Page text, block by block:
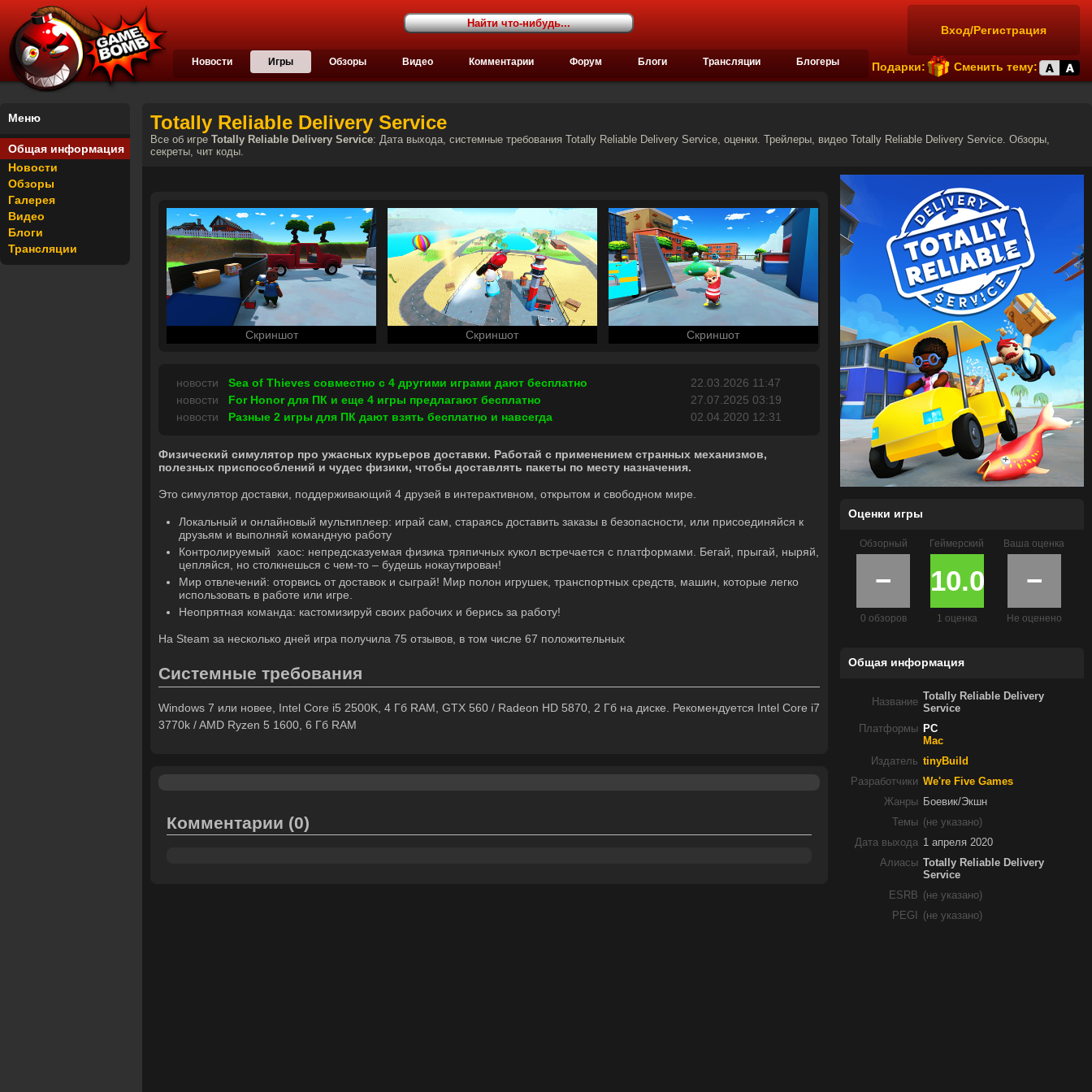
Вход/Регистрация
Подарки: Сменить тему:
Новости Игры Обзоры Видео Комментарии Форум Блоги Трансляции Блогеры
Меню
Общая информация
Новости
Обзоры
Галерея
Видео
Блоги
Трансляции
Totally Reliable Delivery Service
Все об игре Totally Reliable Delivery Service: Дата выхода, системные требования Totally Reliable Delivery Service, оценки. Трейлеры, видео Totally Reliable Delivery Service. Обзоры,
секреты, чит коды.
Скриншот Скриншот Скриншот
новости Sea of Thieves совместно с 4 другими играми дают бесплатно
22.03.2026 11:47
новости
For Honor для ПК и еще 4 игры предлагают бесплатно
27.07.2025 03:19
новости
Разные 2 игры для ПК дают взять бесплатно и навсегда 02.04.2020 12:31
Физический симулятор про ужасных курьеров доставки. Работай с применением странных механизмов,
полезных приспособлений и чудес физики, чтобы доставлять пакеты по месту назначения.
Это симулятор доставки, поддерживающий 4 друзей в интерактивном, открытом и свободном мире.
Локальный и онлайновый мультиплеер: играй сам, стараясь доставить заказы в безопасности, или присоединяйся к
друзьям и выполняй командную работу
Контролируемый хаос: непредсказуемая физика тряпичных кукол встречается с платформами. Бегай, прыгай, ныряй,
цепляйся, но столкнешься с чем-то – будешь нокаутирован!
Мир отвлечений: оторвись от доставок и сыграй! Мир полон игрушек, транспортных средств, машин, которые легко
использовать в работе или игре.
Неопрятная команда: кастомизируй своих рабочих и берись за работу!
На Steam за несколько дней игра получила 75 отзывов, в том числе 67 положительных
Системные требования
Windows 7 или новее, Intel Core i5 2500K, 4 Гб RAM, GTX 560 / Radeon HD 5870, 2 Гб на диске. Рекомендуется Intel Core i7
3770k / AMD Ryzen 5 1600, 6 Гб RAM
Комментарии (0)
Оценки игры
Обзорный
−
0 обзоров
Геймерский
10.0
1 оценка
Ваша оценка
−
Не оценено
Общая информация
Название Totally Reliable Delivery
Service
Платформы PC
Mac
Издатель tinyBuild
Разработчики We're Five Games
Жанры Боевик/Экшн
Темы (не указано)
Дата выхода 1 апреля 2020
Алиасы Totally Reliable Delivery
Service
ESRB (не указано)
PEGI
(не указано)